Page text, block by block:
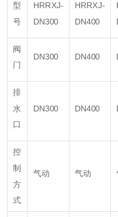
型
号
HRRXJ-
DN300
HRRXJ-
DN400
阀
门
DN300 DN400
排
水
口
DN300 DN400
控
制
方
式
气动 气动